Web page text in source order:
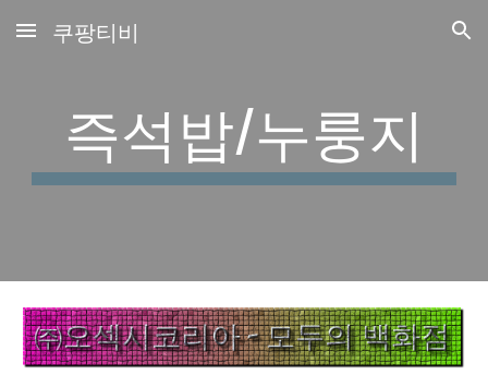
Skip to main content Skip to navigation
쿠팡티비
즉석밥/누룽지